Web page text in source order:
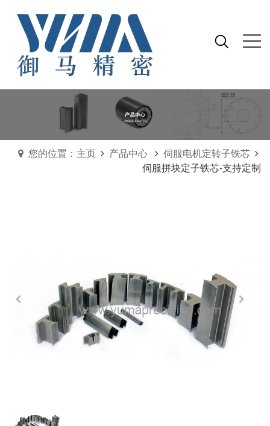
您的位置：主页 产品中心
伺服电机定转子铁芯
伺服拼块定子铁芯-支持定制